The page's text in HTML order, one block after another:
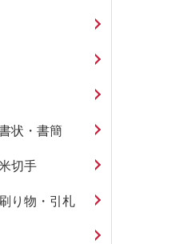
状・書簡
切手
り物・引札